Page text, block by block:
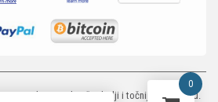
Trudimo se dati što bolji i točniji opis i sliku.
0